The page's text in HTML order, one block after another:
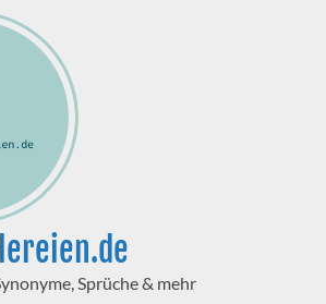
Sprüche & mehr